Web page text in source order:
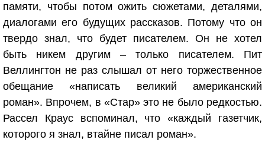
памяти, чтобы потом ожить сюжетами, деталями,
диалогами его будущих рассказов. Потому что он
твердо знал, что будет писателем. Он не хотел
быть никем другим – только писателем. Пит
Веллингтон не раз слышал от него торжественное
обещание «написать великий американский
роман». Впрочем, в «Стар» это не было редкостью.
Рассел Краус вспоминал, что «каждый газетчик,
которого я знал, втайне писал роман».